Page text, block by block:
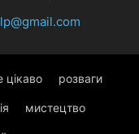
цікаво розваги
мистецтво